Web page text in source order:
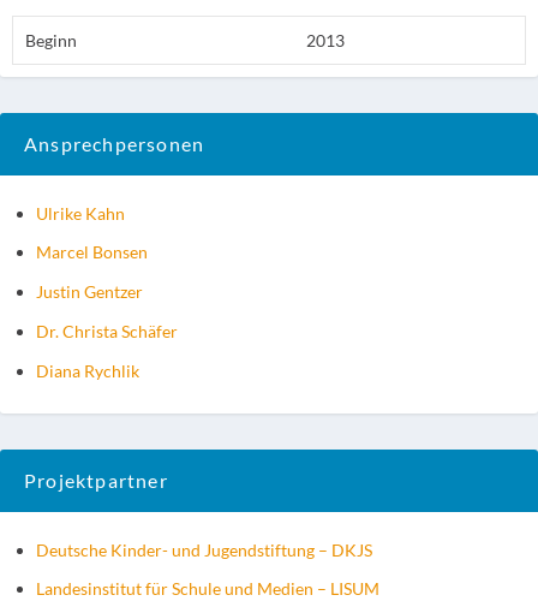
Beginn 2013
Ansprechpersonen
Ulrike Kahn
Marcel Bonsen
Justin Gentzer
Dr. Christa Schäfer
Diana Rychlik
Projektpartner
Deutsche Kinder- und Jugendstiftung – DKJS
Landesinstitut für Schule und Medien – LISUM